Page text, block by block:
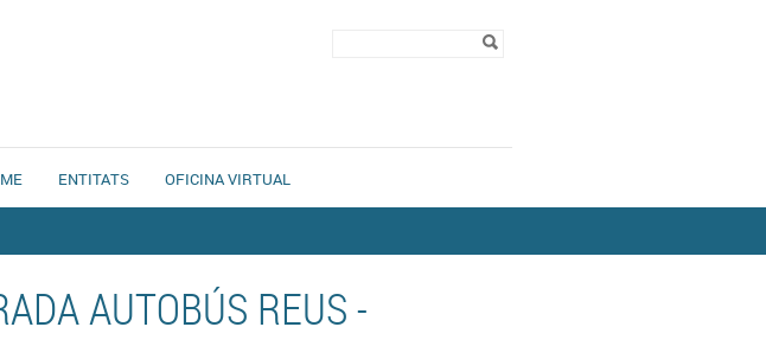
ENTITATS OFICINA VIRTUAL
AUTOBÚS REUS -